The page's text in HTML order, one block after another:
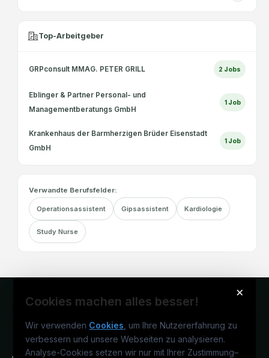
Top-Arbeitgeber
GRPconsult MMAG. PETER GRILL 2 Jobs
Eblinger & Partner Personal- und
Managementberatungs GmbH
1 Job
Krankenhaus der Barmherzigen Brüder Eisenstadt
GmbH
1 Job
Verwandte Berufsfelder:
Operationsassistent Gipsassistent Kardiologie
Study Nurse
×
Cookies machen alles besser!
Wir verwenden Cookies , um Ihre Nutzererfahrung zu
verbessern und unsere Webseiten zu analysieren.
Analyse-Cookies setzen wir nur mit Ihrer Zustimmung–